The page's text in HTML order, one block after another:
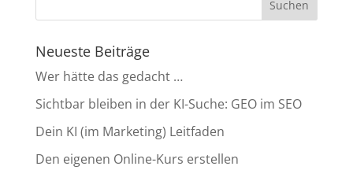
Neueste Beiträge
Wer hätte das gedacht …
Sichtbar bleiben in der KI-Suche: GEO im SEO
Dein KI (im Marketing) Leitfaden
Den eigenen Online-Kurs erstellen